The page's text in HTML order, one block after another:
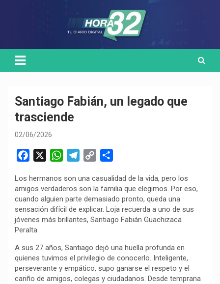
Santiago Fabián, un legado que
trasciende
02/06/2026
c
e
b
o
o
k
W
a
t
s
A
p
l
e
g
r
m
p
y
L
i
k
m
p
a
r
i
r
Los hermanos son una casualidad de la vida, pero los
amigos verdaderos son la familia que elegimos. Por eso,
cuando alguien parte demasiado pronto, queda una
sensación difícil de explicar. Loja recuerda a uno de sus
jóvenes más brillantes, Santiago Fabián Guachizaca
Peralta.
A sus 27 años, Santiago dejó una huella profunda en
quienes tuvimos el privilegio de conocerlo. Inteligente,
perseverante y empático, supo ganarse el respeto y el
cariño de amigos, colegas y ciudadanos. Desde temprana